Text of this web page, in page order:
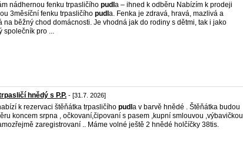
nádhernou fenku trpasličího pudl a – ihned k odběru Nabízím k prodeji
3měsíční fenku trpasličího pudl a. Fenka je zdravá, hravá, mazlivá a
na běžný chod domácnosti. Je vhodná jak do rodiny s dětmi, tak i jako
společník pro ...
hnědý s P.P. - [31.7. 2026]
k rezervaci štěňátka trpasličího pudl a v barvě hnědé . Štěňátka budou
koncem srpna , očkovaní,čipovaní s pasem ,kupní smlouvou ,výbavičkou
zaregistrovaní .. Máme volné ještě 2 hnědé holčíčky 38tis.